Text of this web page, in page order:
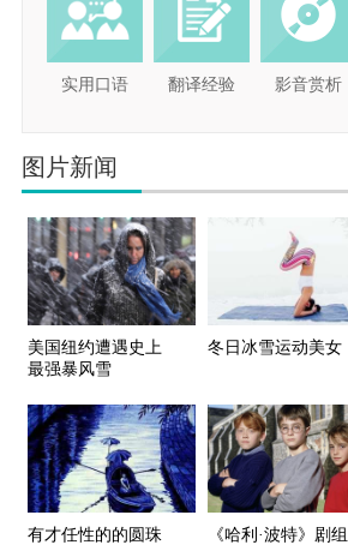
实用口语 翻译经验 影音赏析
图片新闻
美国纽约遭遇史上
最强暴风雪
冬日冰雪运动美女
有才任性的的圆珠
《哈利·波特》剧组